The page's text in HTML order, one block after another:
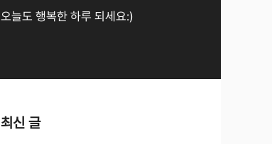
오늘도 행복한 하루 되세요:)
최신 글